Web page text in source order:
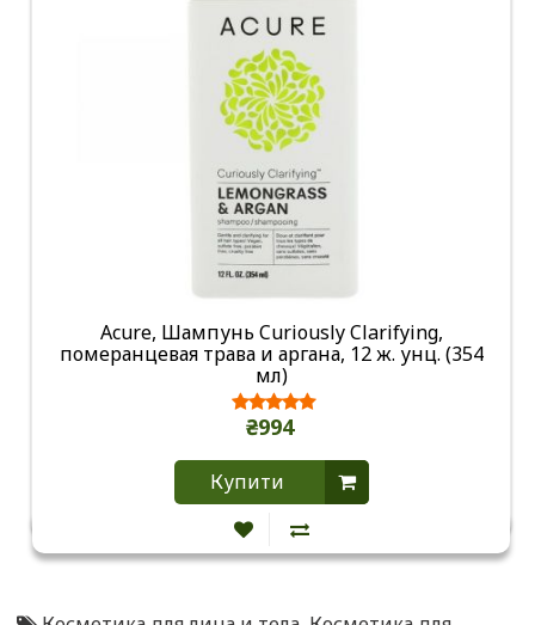
Acure, Шампунь Curiously Clarifying,
померанцевая трава и аргана, 12 ж. унц. (354
мл)
₴994
Купити